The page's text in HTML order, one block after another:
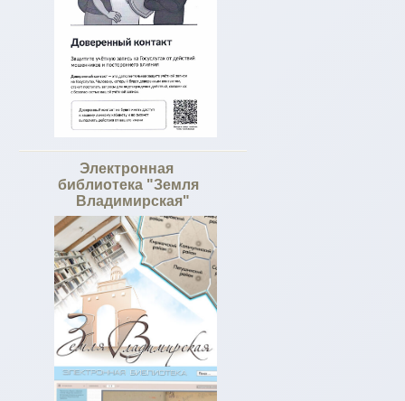
Электронная
библиотека "Земля
Владимирская"